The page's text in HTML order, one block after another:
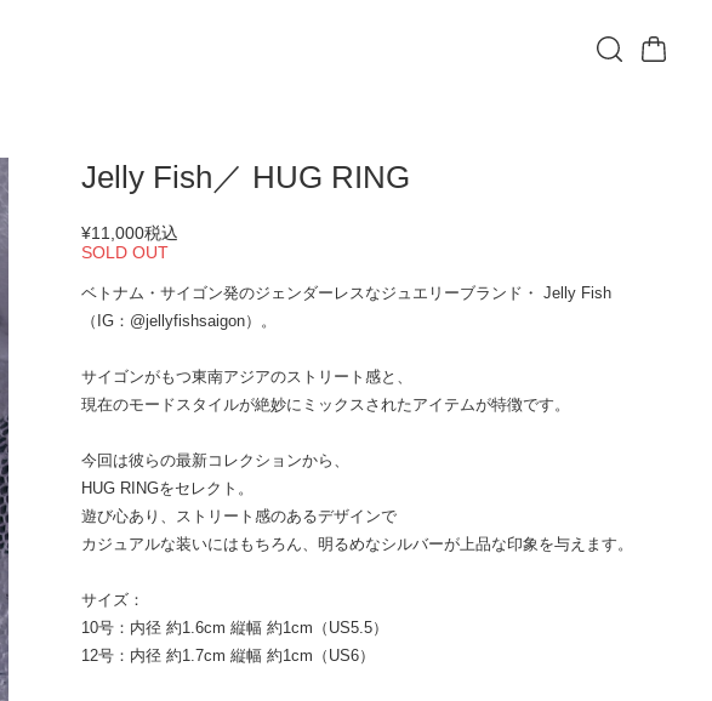
Jelly Fish／ HUG RING
¥11,000税込
SOLD OUT
ベトナム・サイゴン発のジェンダーレスなジュエリーブランド・ Jelly Fish
（IG：@jellyfishsaigon）。
サイゴンがもつ東南アジアのストリート感と、
現在のモードスタイルが絶妙にミックスされたアイテムが特徴です。
今回は彼らの最新コレクションから、
HUG RINGをセレクト。
遊び心あり、ストリート感のあるデザインで
カジュアルな装いにはもちろん、明るめなシルバーが上品な印象を与えます。
サイズ：
10号：内径 約1.6cm 縦幅 約1cm（US5.5）
12号：内径 約1.7cm 縦幅 約1cm（US6）